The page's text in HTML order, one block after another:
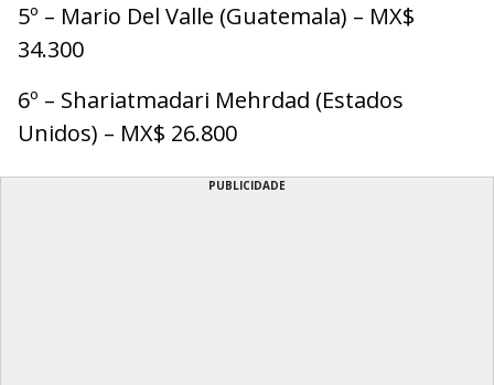
5º – Mario Del Valle (Guatemala) – MX$
34.300
6º – Shariatmadari Mehrdad (Estados
Unidos) – MX$ 26.800
PUBLICIDADE